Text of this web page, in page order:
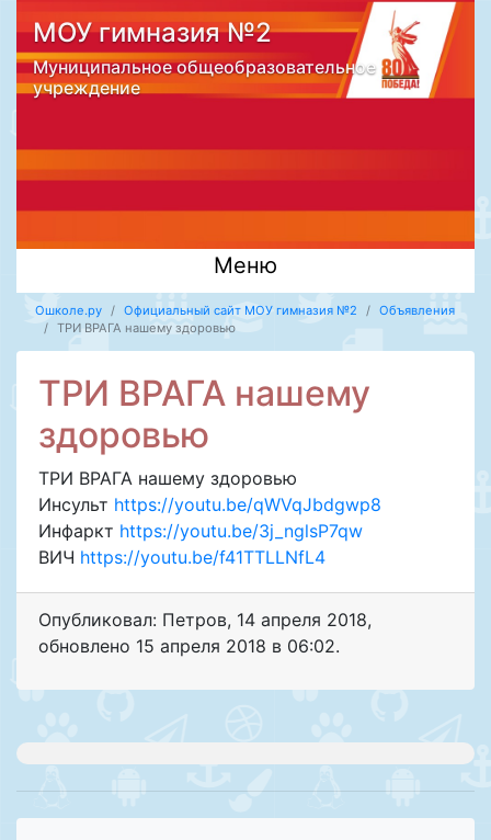
МОУ гимназия №2
Муниципальное общеобразовательное
учреждение
Меню
Ошколе.ру Официальный сайт МОУ гимназия №2
Объявления
ТРИ ВРАГА нашему здоровью
ТРИ ВРАГА нашему
здоровью
ТРИ ВРАГА нашему здоровью
Инсульт https://youtu.be/qWVqJbdgwp8
Инфаркт https://youtu.be/3j_nglsP7qw
ВИЧ https://youtu.be/f41TTLLNfL4
Опубликовал: Петров, 14 апреля 2018,
обновлено 15 апреля 2018 в 06:02.